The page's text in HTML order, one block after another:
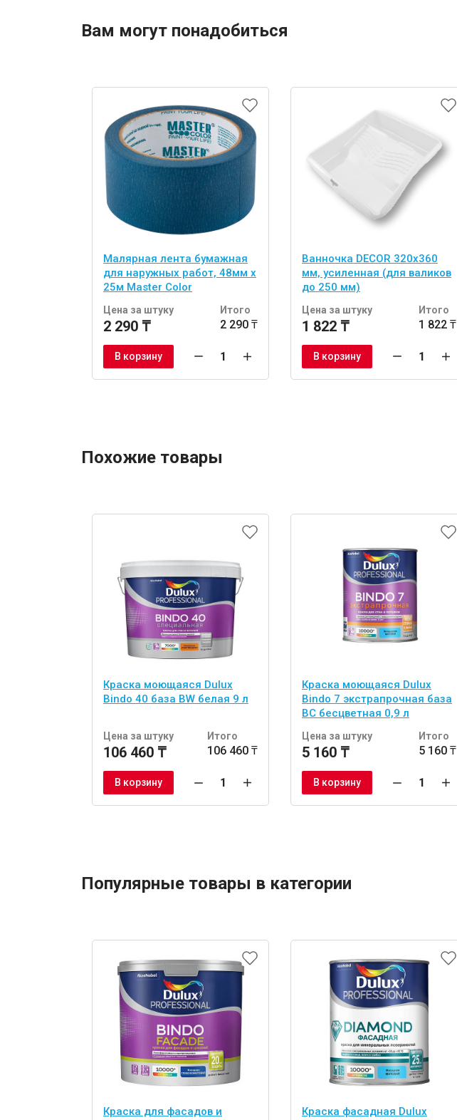
Вам могут понадобиться
Малярная лента бумажная
для наружных работ, 48мм x
25м Master Color
Цена за штуку
2 290 ₸
Итого
2 290 ₸
В корзину
Ванночка DECOR 320х360
мм, усиленная (для валиков
до 250 мм)
Цена за штуку
1 822 ₸
Итого
1 822 ₸
В корзину
Похожие товары
Краска моющаяся Dulux
Bindo 40 база BW белая 9 л
Цена за штуку
106 460 ₸
Итого
106 460 ₸
В корзину
Краска моющаяся Dulux
Bindo 7 экстрапрочная база
BС бесцветная 0,9 л
Цена за штуку
5 160 ₸
Итого
5 160 ₸
В корзину
Популярные товары в категории
Краска для фасадов и
Краска фасадная Dulux